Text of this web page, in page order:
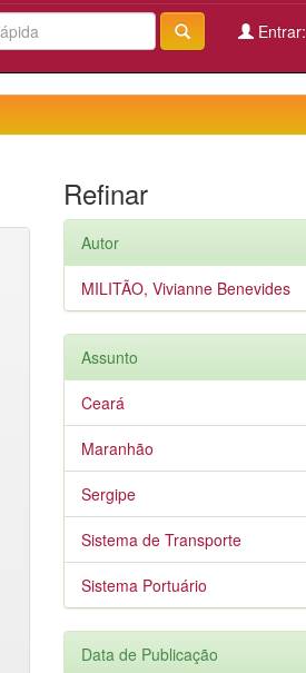
Entrar:
Refinar
Autor
MILITÃO, Vivianne Benevides
Assunto
Ceará
Maranhão
Sergipe
Sistema de Transporte
Sistema Portuário
Data de Publicação